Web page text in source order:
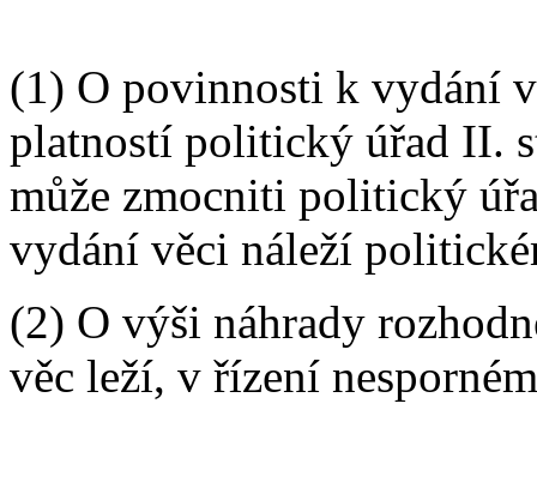
(1) O povinnosti k vydání
platností politický úřad II.
může zmocniti politický
vydání věci náleží
(2) O výši náhrady
věc leží, v řízení